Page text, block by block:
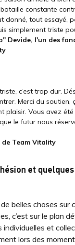
constante
donné, tout essayé,
simplement triste
Devide, l'un des
c’est trop dur.
Merci du soutien,
plaisir. Vous avez été
le futur nous
de Team Vitality
et
de belles choses sur
c’est sur le plan
individuelles et
lors des